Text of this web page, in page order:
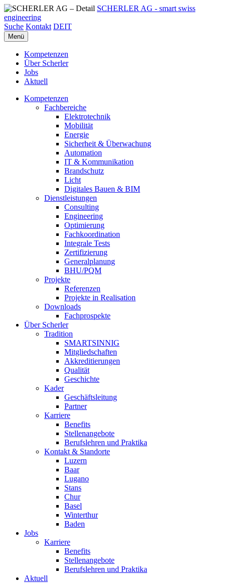
SCHERLER AG - smart swiss
engineering
Suche Kontakt DEIT
Menü
Kompetenzen
Über Scherler
Jobs
Aktuell
Kompetenzen
Fachbereiche
Elektrotechnik
Mobilität
Energie
Sicherheit & Überwachung
Automation
IT & Kommunikation
Brandschutz
Licht
Digitales Bauen & BIM
Dienstleistungen
Consulting
Engineering
Optimierung
Fachkoordination
Integrale Tests
Zertifizierung
Generalplanung
BHU/PQM
Projekte
Referenzen
Projekte in Realisation
Downloads
Fachprospekte
Über Scherler
Tradition
SMARTSINNIG
Mitgliedschaften
Akkreditierungen
Qualität
Geschichte
Kader
Geschäftsleitung
Partner
Karriere
Benefits
Stellenangebote
Berufslehren und Praktika
Kontakt & Standorte
Luzern
Baar
Lugano
Stans
Chur
Basel
Winterthur
Baden
Jobs
Karriere
Benefits
Stellenangebote
Berufslehren und Praktika
Aktuell